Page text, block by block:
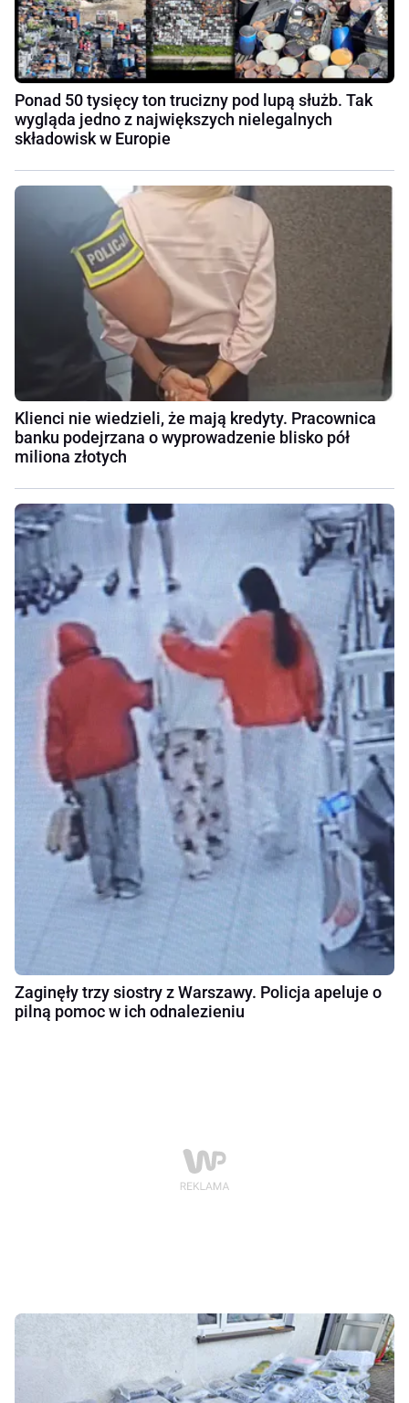
Ponad 50 tysięcy ton trucizny pod lupą służb. Tak
wygląda jedno z największych nielegalnych
składowisk w Europie
Klienci nie wiedzieli, że mają kredyty. Pracownica
banku podejrzana o wyprowadzenie blisko pół
miliona złotych
Zaginęły trzy siostry z Warszawy. Policja apeluje o
pilną pomoc w ich odnalezieniu